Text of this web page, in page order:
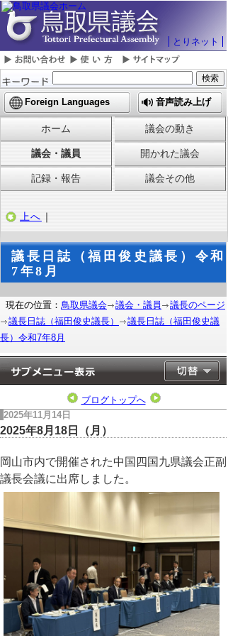
とりネット
Foreign Languages 音声読み上げ
ホーム 議会の動き
議会・議員 開かれた議会
記録・報告 議会その他
上へ ｜
議長日誌（福田俊史議長）令和
7年8月
現在の位置： 鳥取県議会 議会・議員
議長のページ
議長日誌（福田俊史議長）
議長日誌（福田俊史議
長）令和7年8月
ブログトップへ
2025年11月14日
2025年8月18日（月）
岡山市内で開催された中国四国九県議会正副
議長会議に出席しました。